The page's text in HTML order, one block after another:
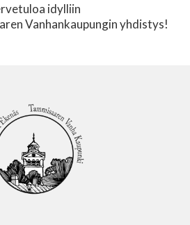
idylliin
Vanhankaupungin yhdistys!